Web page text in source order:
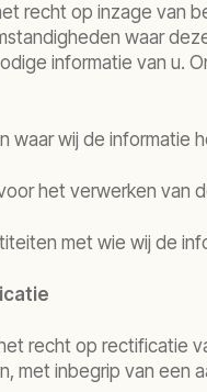
recht op inzage van
waar
informatie van u.
waar wij de informatie
het verwerken van
met wie wij de
recht op rectificatie
met inbegrip van een